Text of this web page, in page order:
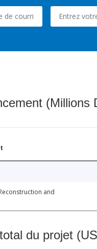
(Millions
and
du projet